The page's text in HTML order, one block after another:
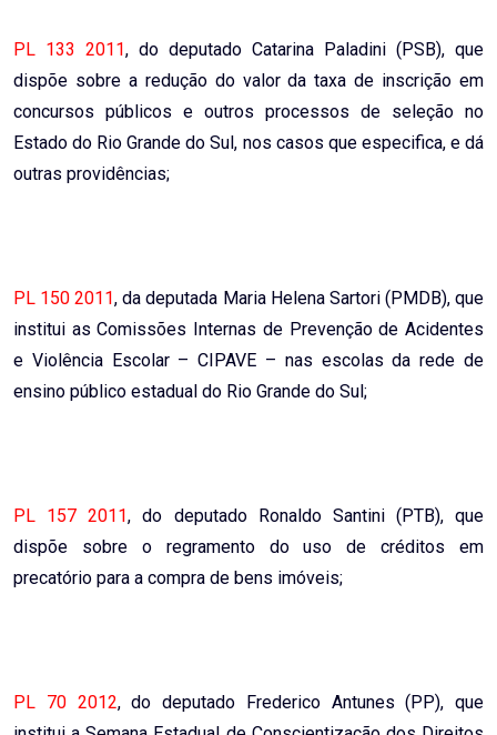
PL 133 2011, do deputado Catarina Paladini (PSB), que
dispõe sobre a redução do valor da taxa de inscrição em
concursos públicos e outros processos de seleção no
Estado do Rio Grande do Sul, nos casos que especifica, e dá
outras providências;
PL 150 2011, da deputada Maria Helena Sartori (PMDB), que
institui as Comissões Internas de Prevenção de Acidentes
e Violência Escolar – CIPAVE – nas escolas da rede de
ensino público estadual do Rio Grande do Sul;
PL 157 2011, do deputado Ronaldo Santini (PTB), que
dispõe sobre o regramento do uso de créditos em
precatório para a compra de bens imóveis;
PL 70 2012, do deputado Frederico Antunes (PP), que